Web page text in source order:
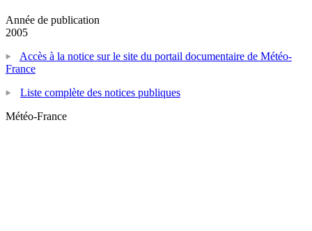
Année de publication
2005
Accès à la notice sur le site du portail documentaire de Météo-
France
Liste complète des notices publiques
Météo-France